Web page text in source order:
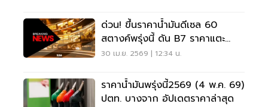
ด่วน! ขึ้นราคาน้ำมันดีเซล 60
สตางค์พรุ่งนี้ ดัน B7 ราคาแตะ
40.80 บาท
30 เม.ย. 2569 | 12:34 น.
ราคาน้ำมันพรุ่งนี้2569 (4 พ.ค. 69)
ปตท. บางจาก อัปเดตราคาล่าสุด